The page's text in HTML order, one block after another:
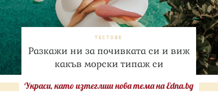
ТЕСТОВЕ
Разкажи ни за почивката си и виж
какъв морски типаж си
Украси, като изтеглиш нова тема на Edna.bg